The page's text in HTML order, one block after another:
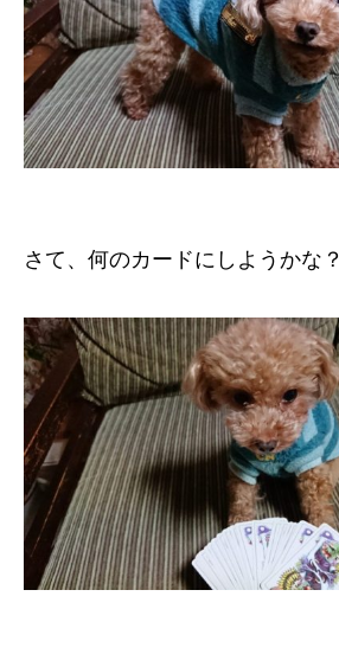
さて、何のカードにしようかな？